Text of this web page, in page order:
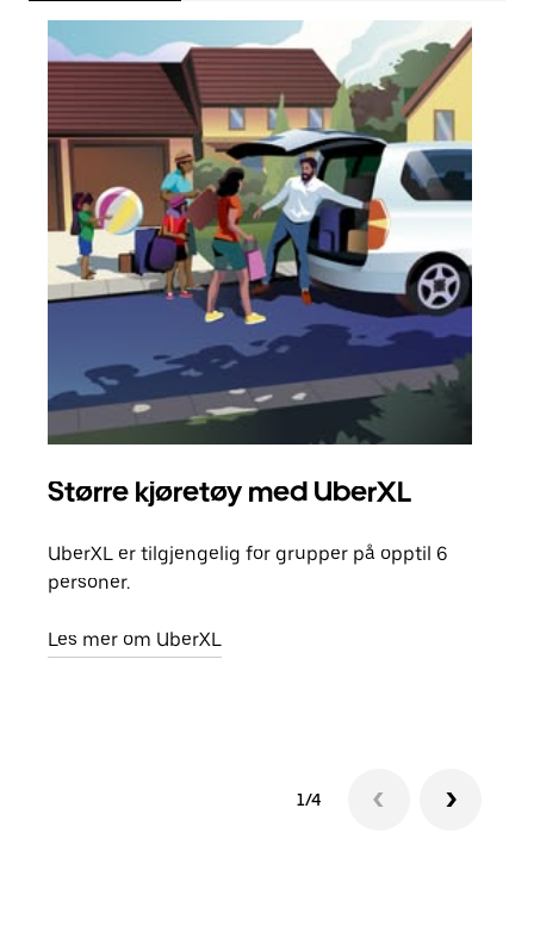
Større kjøretøy med UberXL
UberXL er tilgjengelig for grupper på opptil 6
personer.
Les mer om UberXL
1/4